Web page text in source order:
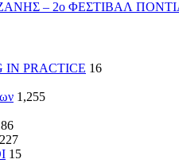
– 2ο ΦΕΣΤΙΒΑΛ
IN PRACTICE 16
1,255
86
15